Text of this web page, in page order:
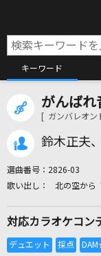
キーワード
がんばれ
[ ガンバレオン
鈴木正夫
選曲番号： 2826-03
北の空から
対応カラオケコン